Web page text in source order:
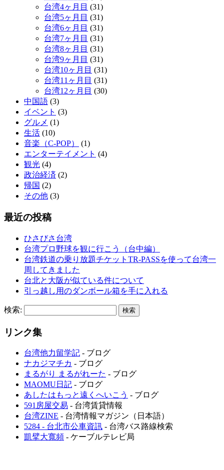
台湾4ヶ月目 (31)
台湾5ヶ月目 (31)
台湾6ヶ月目 (31)
台湾7ヶ月目 (31)
台湾8ヶ月目 (31)
台湾9ヶ月目 (31)
台湾10ヶ月目 (31)
台湾11ヶ月目 (31)
台湾12ヶ月目 (30)
中国語 (3)
イベント (3)
グルメ (1)
生活 (10)
音楽（C-POP）
(1)
エンターテイメント (4)
観光 (4)
政治経済 (2)
帰国 (2)
その他 (3)
最近の投稿
ひさびさ台湾
台湾プロ野球を観に行こう（台中編）
台湾鉄道の乗り放題チケットTR-PASSを使って台湾一
周してきました
台北と大阪が似ている件について
引っ越し用のダンボール箱を手に入れる
検索:
リンク集
台湾他力留学記 - ブログ
ナカジマチカ - ブログ
まるがり まるがれーた - ブログ
MAOMU日記 - ブログ
あしたはもっと遠くへいこう - ブログ
591房屋交易 - 台湾賃貸情報
台湾ZINE - 台湾情報マガジン（日本語）
5284 - 台北市公車資訊 - 台湾バス路線検索
凱擘大寬頻 - ケーブルテレビ局